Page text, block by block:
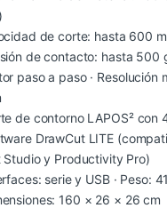
de corte: hasta 600
de contacto: hasta 500
paso a paso · Resolución
de contorno LAPOS² con
DrawCut LITE
Studio y Productivity Pro)
serie y USB · Peso:
160 × 26 × 26 cm